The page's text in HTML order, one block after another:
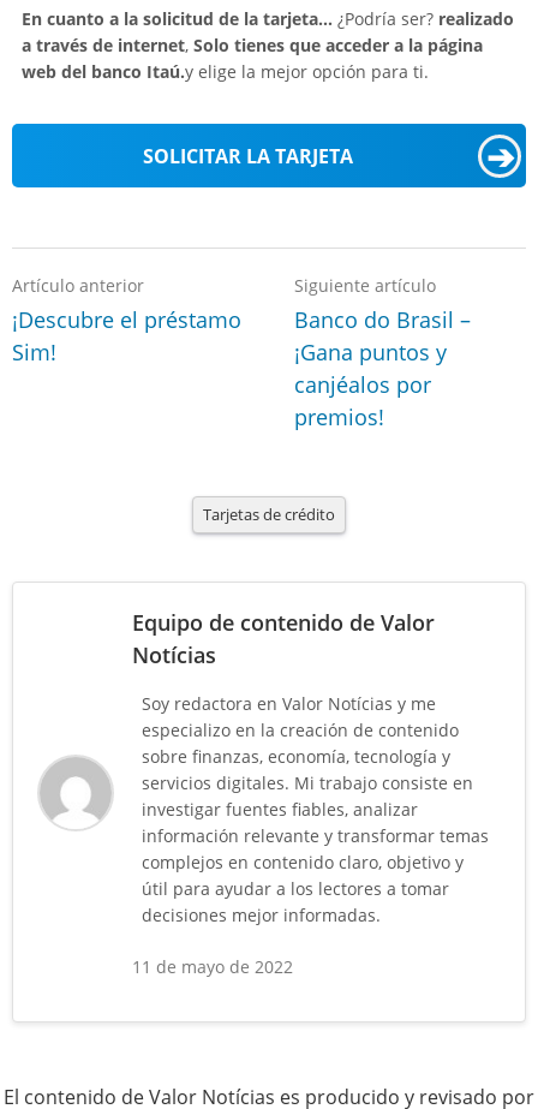
En cuanto a la solicitud de la tarjeta... ¿Podría ser? realizado
a través de internet, Solo tienes que acceder a la página
web del banco Itaú.y elige la mejor opción para ti.
SOLICITAR LA TARJETA ➔
Artículo anterior
¡Descubre el préstamo
Sim!
Siguiente artículo
Banco do Brasil –
¡Gana puntos y
canjéalos por
premios!
Tarjetas de crédito
Equipo de contenido de Valor
Notícias
Soy redactora en Valor Notícias y me
especializo en la creación de contenido
sobre finanzas, economía, tecnología y
servicios digitales. Mi trabajo consiste en
investigar fuentes fiables, analizar
información relevante y transformar temas
complejos en contenido claro, objetivo y
útil para ayudar a los lectores a tomar
decisiones mejor informadas.
11 de mayo de 2022
El contenido de Valor Notícias es producido y revisado por